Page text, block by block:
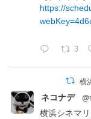
https://
3
横
ネコナデ
横浜シネマリ